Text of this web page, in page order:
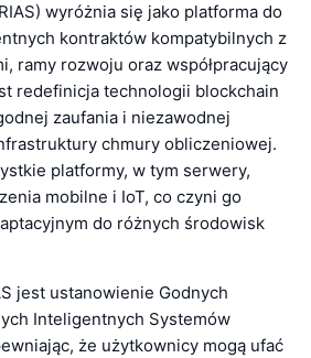
wyróżnia się jako platforma do
kontraktów kompatybilnych z
ramy rozwoju oraz współpracujący
redefinicja technologii blockchain
zaufania i niezawodnej
chmury obliczeniowej.
platformy, w tym serwery,
mobilne i IoT, co czyni go
do różnych środowisk
jest ustanowienie Godnych
Inteligentnych Systemów
że użytkownicy mogą ufać